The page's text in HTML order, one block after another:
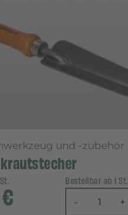
und -zubehör
€
Bestellbar ab 1 St.
- +